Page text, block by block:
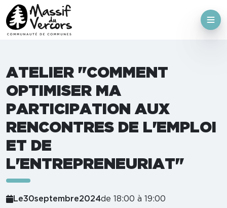
ATELIER "COMMENT
OPTIMISER MA
PARTICIPATION AUX
RENCONTRES DE L'EMPLOI
ET DE
L'ENTREPRENEURIAT"
Le30septembre2024de 18:00 à 19:00